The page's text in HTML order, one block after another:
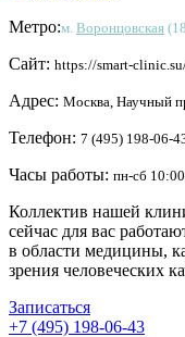
Метро:м. Воронцовская
Сайт: https://smart-
Адрес: Москва, Научный
Телефон: 7 (495) 198-06-
Часы работы: пн-сб
Коллектив нашей
сейчас для вас
в области медицины,
зрения человеческих
Записаться
+7 (495) 198-06-43